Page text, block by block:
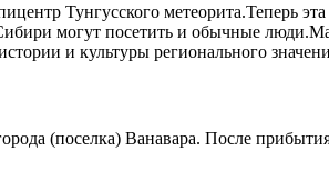
Тунгусского метеорита.Теперь эта
могут посетить и обычные
и культуры регионального
(поселка) Ванавара. После